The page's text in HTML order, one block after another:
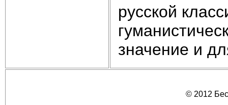
русской
значение и
© 2012